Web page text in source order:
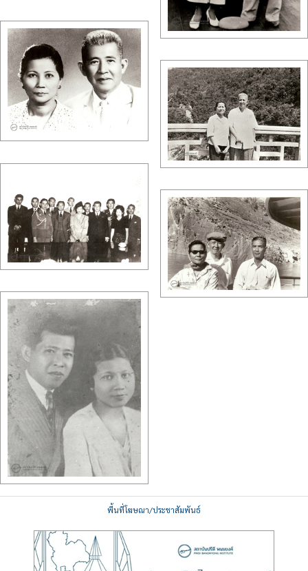
พื้นที่โฆษณา/ประชาสัมพันธ์